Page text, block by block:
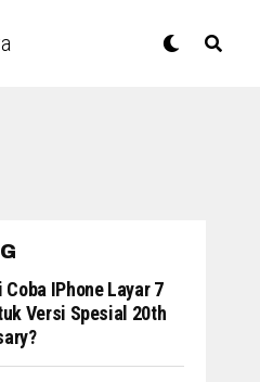
Coba IPhone Layar 7
Versi Spesial 20th